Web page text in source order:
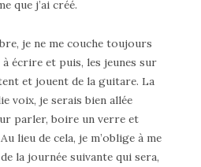
que j’ai créé.
je ne me couche toujours
à écrire et puis, les jeunes sur
et jouent de la guitare. La
voix, je serais bien allée
parler, boire un verre et
lieu de cela, je m’oblige à me
la journée suivante qui sera,